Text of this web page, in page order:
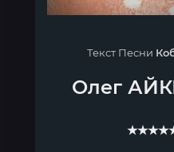
Текст Песни
Олег